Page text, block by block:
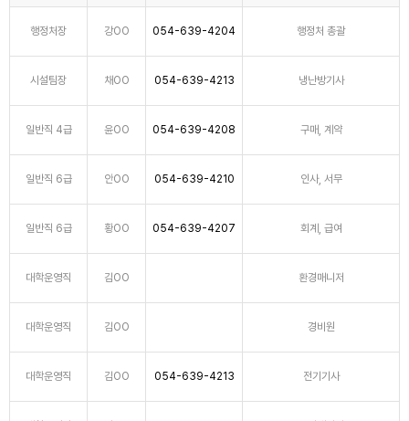
행정처장 강OO 054-639-4204 행정처 총괄
시설팀장 채OO 054-639-4213 냉난방기사
일반직 4급 윤OO 054-639-4208 구매, 계약
일반직 6급 안OO 054-639-4210 인사, 서무
일반직 6급 황OO 054-639-4207 회계, 급여
대학운영직 김OO 환경매니저
대학운영직 김OO 경비원
대학운영직 김OO 054-639-4213 전기기사